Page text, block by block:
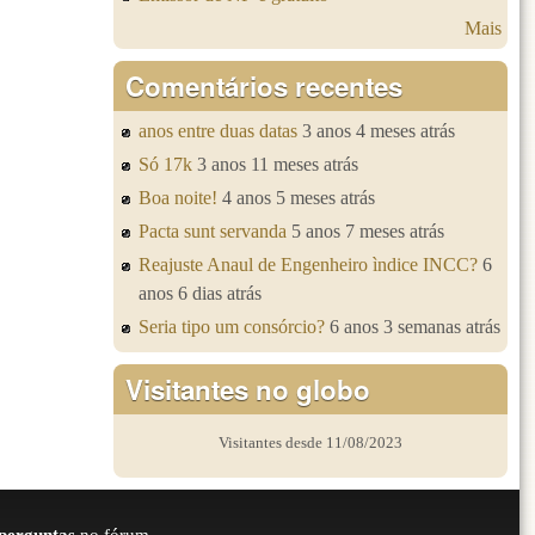
Mais
Comentários recentes
anos entre duas datas 3 anos 4 meses atrás
Só 17k 3 anos 11 meses atrás
Boa noite! 4 anos 5 meses atrás
Pacta sunt servanda 5 anos 7 meses atrás
Reajuste Anaul de Engenheiro ìndice INCC? 6
anos 6 dias atrás
Seria tipo um consórcio? 6 anos 3 semanas atrás
Visitantes no globo
Visitantes desde 11/08/2023